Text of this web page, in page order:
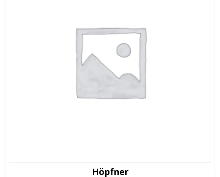
Höpfner